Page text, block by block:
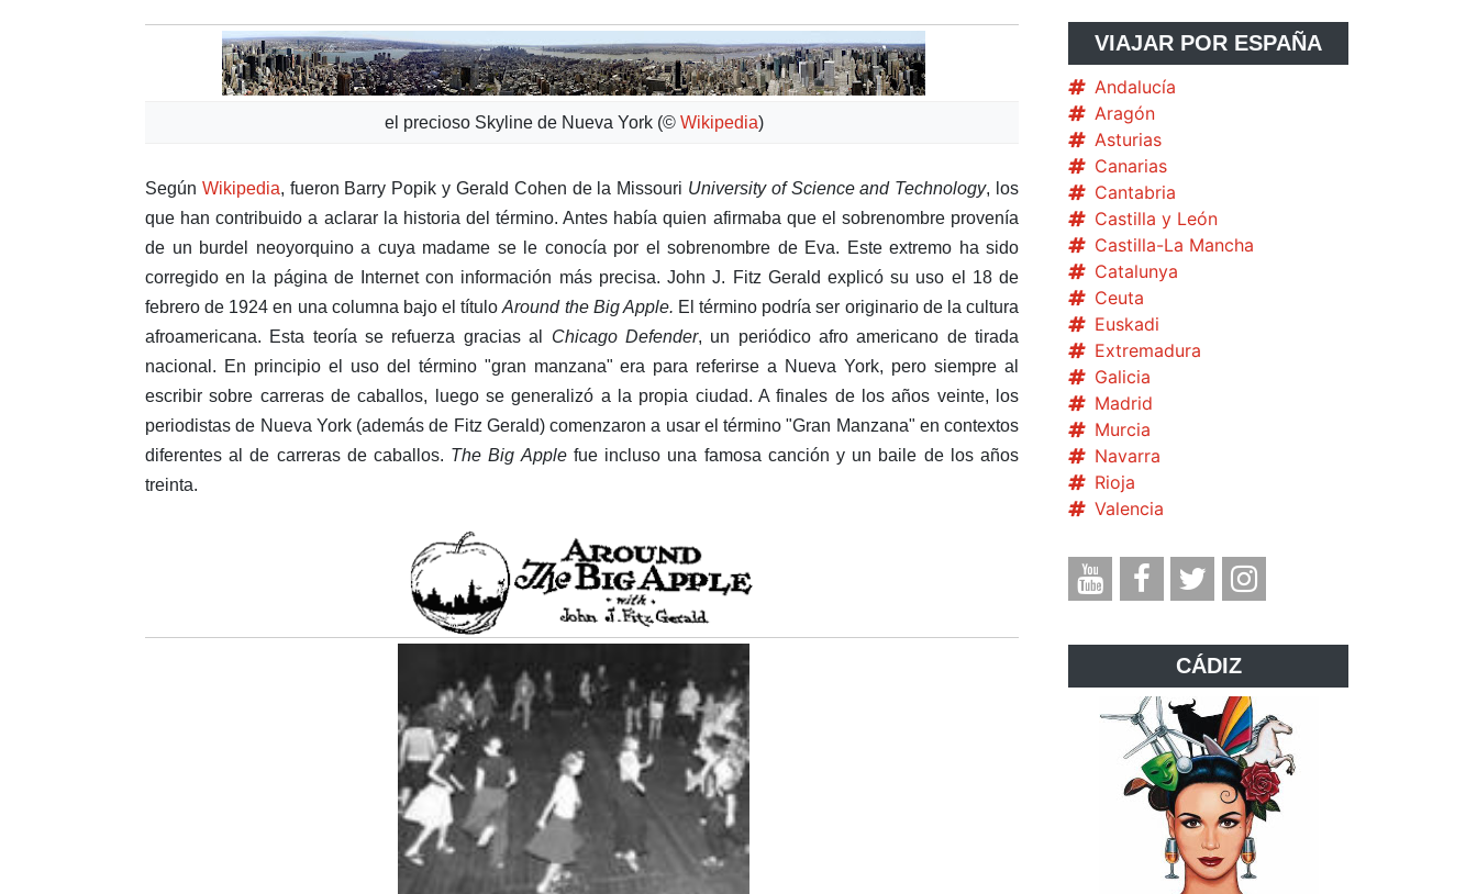
el precioso Skyline de Nueva York (© Wikipedia)
Según Wikipedia, fueron Barry Popik y Gerald Cohen de la Missouri University of Science and Technology, los
que han contribuido a aclarar la historia del término. Antes había quien afirmaba que el sobrenombre provenía
de un burdel neoyorquino a cuya madame se le conocía por el sobrenombre de Eva. Este extremo ha sido
corregido en la página de Internet con información más precisa. John J. Fitz Gerald explicó su uso el 18 de
febrero de 1924 en una columna bajo el títuloAround the Big Apple. El término podría ser originario de la cultura
afroamericana. Esta teoría se refuerza gracias al Chicago Defender, un periódico afro americano de tirada
nacional. En principio el uso del término "gran manzana" era para referirse a Nueva York, pero siempre al
escribir sobre carreras de caballos, luego se generalizó a la propia ciudad. A finales de los años veinte, los
periodistas de Nueva York (además de Fitz Gerald) comenzaron a usar el término "Gran Manzana" en contextos
diferentes al de carreras de caballos. The Big Applefue incluso una famosa canción y un baile de los años
treinta.
VIAJAR POR ESPAÑA
Andalucía
Aragón
Asturias
Canarias
Cantabria
Castilla y León
Castilla-La Mancha
Catalunya
Ceuta
Euskadi
Extremadura
Galicia
Madrid
Murcia
Navarra
Rioja
Valencia
CÁDIZ